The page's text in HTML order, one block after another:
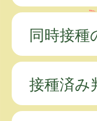
同時接種
接種済み